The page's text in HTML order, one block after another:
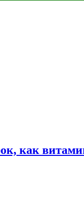
как